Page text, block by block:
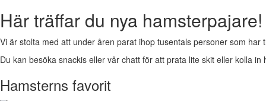
Här träffar du nya hamsterpajare!
Vi är stolta med att under åren parat ihop tusentals personer som har
Du kan besöka snackis eller vår chatt för att prata lite skit eller kolla
Hamsterns favorit